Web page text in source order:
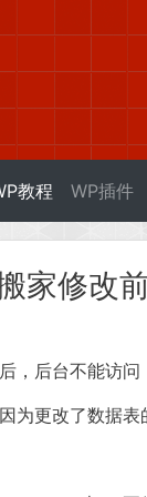
教程 WP插件
家修改
，后台不能访
为更改了数据